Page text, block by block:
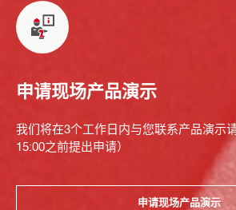
申请现场产品演示
我们将在3个工作日内与您联系产品演示
15:00之前提出申请）
申请现场产品演示